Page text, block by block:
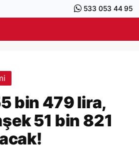
533 053 44 95
bin 479 lira,
51 bin 821